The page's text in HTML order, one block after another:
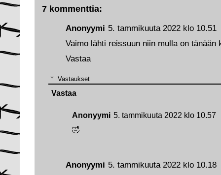
7 kommenttia:
Anonyymi 5. tammikuuta 2022 klo 10.18
Anonyymi 5. tammikuuta 2022 klo 10.51
Vaimo lähti reissuun niin mulla on tänään
Vastaa
Vastaukset
Anonyymi 5. tammikuuta 2022 klo 10.57
🤣
Vastaa